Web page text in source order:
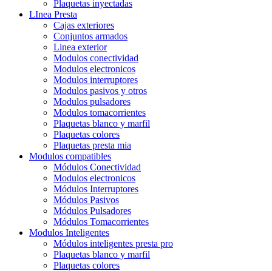
Plaquetas inyectadas
LInea Presta
Cajas exteriores
Conjuntos armados
Linea exterior
Modulos conectividad
Modulos electronicos
Modulos interruptores
Modulos pasivos y otros
Modulos pulsadores
Modulos tomacorrientes
Plaquetas blanco y marfil
Plaquetas colores
Plaquetas presta mia
Modulos compatibles
Módulos Conectividad
Modulos electronicos
Módulos Interruptores
Módulos Pasivos
Módulos Pulsadores
Módulos Tomacorrientes
Modulos Inteligentes
Módulos inteligentes presta pro
Plaquetas blanco y marfil
Plaquetas colores